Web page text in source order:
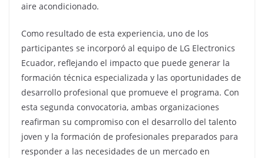
aire acondicionado.
Como resultado de esta experiencia, uno de los
participantes se incorporó al equipo de LG Electronics
Ecuador, reflejando el impacto que puede generar la
formación técnica especializada y las oportunidades de
desarrollo profesional que promueve el programa. Con
esta segunda convocatoria, ambas organizaciones
reafirman su compromiso con el desarrollo del talento
joven y la formación de profesionales preparados para
responder a las necesidades de un mercado en